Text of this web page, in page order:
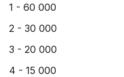
1 - 60 000
2 - 30 000
3 - 20 000
4 - 15 000